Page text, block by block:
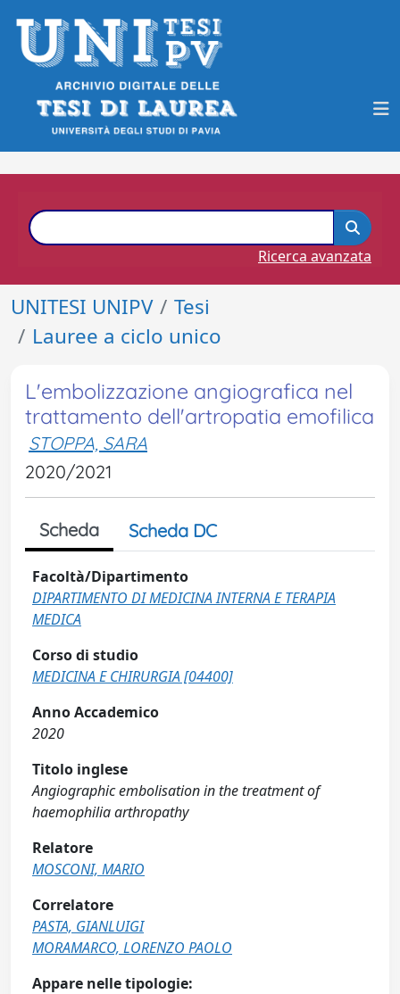
Ricerca avanzata
UNITESI UNIPV
Tesi
Lauree a ciclo unico
L'embolizzazione angiografica nel
trattamento dell'artropatia emofilica
STOPPA, SARA
2020/2021
Scheda Scheda DC
Facoltà/Dipartimento
DIPARTIMENTO DI MEDICINA INTERNA E TERAPIA
MEDICA
Corso di studio
MEDICINA E CHIRURGIA [04400]
Anno Accademico
2020
Titolo inglese
Angiographic embolisation in the treatment of
haemophilia arthropathy
Relatore
MOSCONI, MARIO
Correlatore
PASTA, GIANLUIGI
MORAMARCO, LORENZO PAOLO
Appare nelle tipologie: